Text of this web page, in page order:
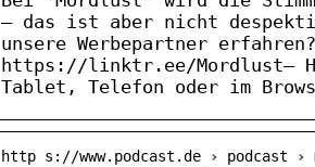
– das ist aber nicht
unsere Werbepartner
https://linktr.ee/Mordlust–
Tablet, Telefon oder im
http s://www.podcast.de › podcast ›